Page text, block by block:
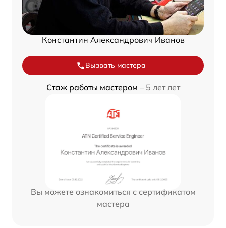
Константин Александрович Иванов
Вызвать мастера
Стаж работы мастером – 5 лет лет
Вы можете ознакомиться с сертификатом
мастера